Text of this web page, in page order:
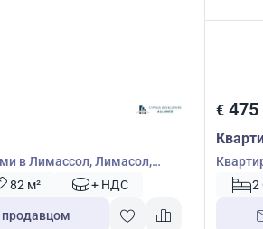
в Лимассол, Лимасол,
82 м² + НДС
продавцом
€ 475
Кипр2